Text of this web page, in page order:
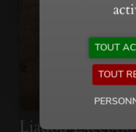
Liadou
TOUT
TOUT